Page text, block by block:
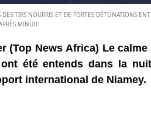
DES TIRS NOURRIS ET DE FORTES DÉTONATIONS
MINUIT.
(Top News Africa) Le
été entends dans la
international de Niamey.